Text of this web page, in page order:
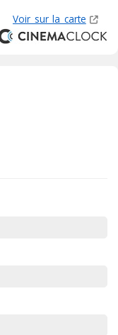
Voir sur la carte